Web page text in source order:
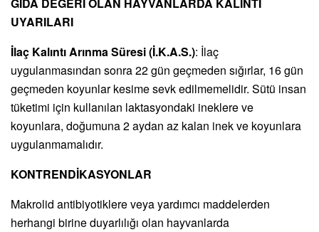
UYARILARI
İlaç Kalıntı Arınma Süresi (İ.K.A.S.): İlaç
uygulanmasından sonra 22 gün geçmeden sığırlar, 16 gün
geçmeden koyunlar kesime sevk edilmemelidir. Sütü insan
tüketimi için kullanılan laktasyondaki ineklere ve
koyunlara, doğumuna 2 aydan az kalan inek ve koyunlara
uygulanmamalıdır.
KONTRENDİKASYONLAR
Makrolid antibiyotiklere veya yardımcı maddelerden
herhangi birine duyarlılığı olan hayvanlarda